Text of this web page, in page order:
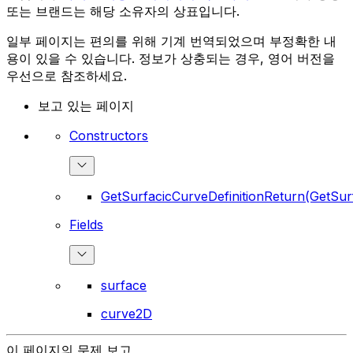
또는 브랜드는 해당 소유자의 상표입니다.
일부 페이지는 편의를 위해 기계 번역되었으며 부정확한 내
용이 있을 수 있습니다. 정보가 상충되는 경우, 영어 버전을
우선으로 참조하세요.
보고 있는 페이지
Constructors
Fields
surface
curve2D